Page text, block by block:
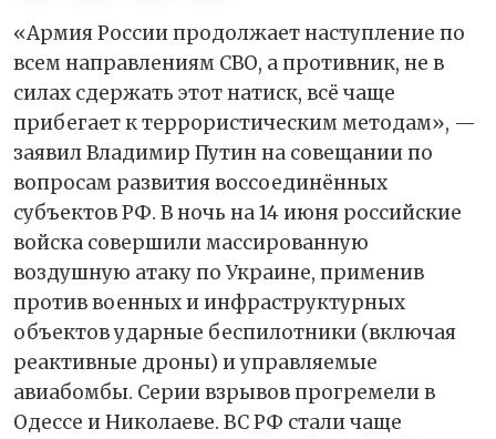
«Армия России продолжает наступление по
всем направлениям СВО, а противник, не в
силах сдержать этот натиск, всё чаще
прибегает к террористическим методам», —
заявил Владимир Путин на совещании по
вопросам развития воссоединённых
субъектов РФ. В ночь на 14 июня российские
войска совершили массированную
воздушную атаку по Украине, применив
против военных и инфраструктурных
объектов ударные беспилотники (включая
реактивные дроны) и управляемые
авиабомбы. Серии взрывов прогремели в
Одессе и Николаеве. ВС РФ стали чаще